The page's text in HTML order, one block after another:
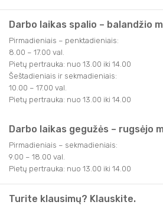
Darbo laikas spalio – balandžio
Pirmadieniais – penktadieniais:
8.00 – 17.00 val.
Pietų pertrauka: nuo 13.00 iki 14.00
Šeštadieniais ir sekmadieniais:
10.00 – 17.00 val.
Pietų pertrauka: nuo 13.00 iki 14.00
Darbo laikas gegužės – rugsėjo
Pirmadieniais – sekmadieniais:
9.00 – 18.00 val.
Pietų pertrauka: nuo 13.00 iki 14.00
Turite klausimų? Klauskite.